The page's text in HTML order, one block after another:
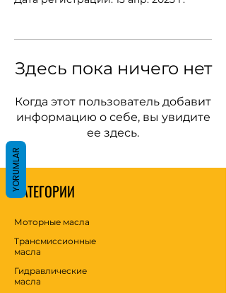
Здесь пока ничего нет
Когда этот пользователь добавит
информацию о себе, вы увидите
ее здесь.
КАТЕГОРИИ
Моторные масла
Трансмиссионные
масла
Гидравлические
масла
YORUMLAR